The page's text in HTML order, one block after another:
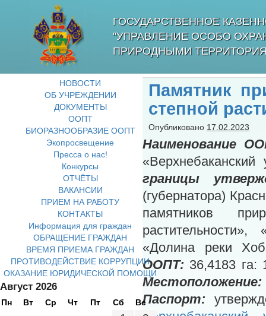
ГОСУДАРСТВЕННОЕ
"УПРАВЛЕНИЕ ОСОБО
ПРИРОДНЫМИ
Памятник
степной
Опубликовано 17.02.2023
Наименование
«Верхнебаканский
границы
(губернатора)
памятников
«Долина реки
ООПТ: 36,4183 га:
Местоположение:
Паспорт:
НОВОСТИ
ОБ УЧРЕЖДЕНИИ
ДОКУМЕНТЫ
ООПТ
БИОРАЗНООБРАЗИЕ ООПТ
Экопросвещение
Пресса о нас!
Конкурсы
ОТЧЁТЫ
ВАКАНСИИ
ПРИЕМ НА РАБОТУ
КОНТАКТЫ
Информация для граждан
ОБРАЩЕНИЕ ГРАЖДАН
ВРЕМЯ ПРИЕМА ГРАЖДАН
ПРОТИВОДЕЙСТВИЕ КОРРУПЦИИ
ОКАЗАНИЕ ЮРИДИЧЕСКОЙ ПОМОЩИ
Август 2026
Пн Вт Ср Чт Пт Сб Вс